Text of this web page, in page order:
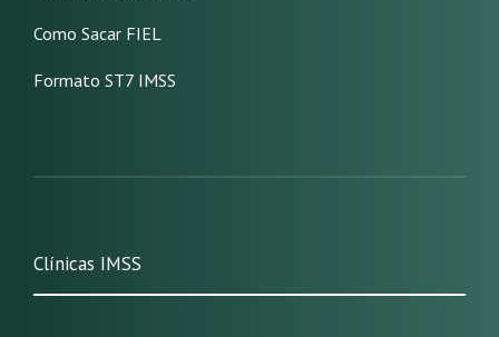
Como Sacar FIEL
Formato ST7 IMSS
Clínicas IMSS